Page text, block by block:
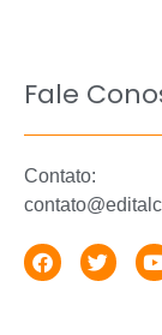
Fale
Contato: